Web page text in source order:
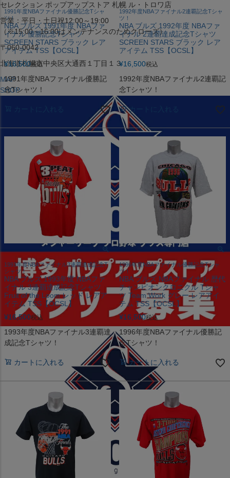
セレクション ポップアップストア 札幌 ル・トロワ店
営業：平日・土日祝12:00～19:00
（※15:00～16:00はメンテナンスのためクローズ）
〒060-0042
北海道札幌市中央区大通西１丁目１３
MAP
SHOP
1991年度NBAファイナル優勝記念Tシャ
ツ！
NBA ブルズ 1991年度 NBAファ
イナル 優勝記念Tシャツ
SCREEN STARS ブラック レア
アイテム TSS【OCSL】
¥16,500税込
1991年度NBAファイナル優勝記
念Tシャツ！
1992年度NBAファイナル2連覇記念Tシャ
ツ！
NBA ブルズ 1992年度 NBAファ
イナル 2連覇達成記念Tシャツ
SCREEN STARS ブラック レア
アイテム TSS【OCSL】
¥16,500税込
1992年度NBAファイナル2連覇記
念Tシャツ！
カートに入れる
1993年度NBAファイナル3連覇達成記念T
シャツ！
NBA ブルズ 1993年度 NBAファ
イナル 3連覇達成記念Tシャツ
Fruit of the Loom レッド レアア
イテム TSS【OCSL】
¥16,500税込
1993年度NBAファイナル3連覇達
成記念Tシャツ！
カートに入れる
1996年度NBAファイナル優勝記念Tシャ
ツ！
NBA ブルズ NBAファイナル 歴代
チャンピオンクロニクル Tシャ
ツ Team Work グレー レアアイ
テム TSS【OCSL】
¥16,500税込
1996年度NBAファイナル優勝記
念Tシャツ！
カートに入れる